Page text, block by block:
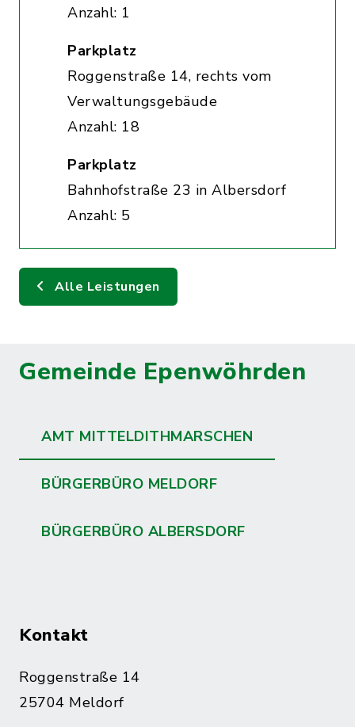
Anzahl: 1
Parkplatz
Roggenstraße 14, rechts vom
Verwaltungsgebäude
Anzahl: 18
Parkplatz
Bahnhofstraße 23 in Albersdorf
Anzahl: 5
Alle Leistungen
Gemeinde Epenwöhrden
AMT MITTELDITHMARSCHEN
BÜRGERBÜRO MELDORF
BÜRGERBÜRO ALBERSDORF
Kontakt
Roggenstraße 14
25704 Meldorf